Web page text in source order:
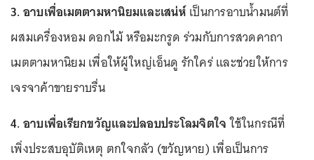
3. อาบเพื่อเมตตามหานิยมและเสน่ห์เป็นการอาบน้ำมนต์ที่
ผสมเครื่องหอม ดอกไม้ หรือมะกรูด ร่วมกับการสวดคาถา
เมตตามหานิยม เพื่อให้ผู้ใหญ่เอ็นดู รักใคร่ และช่วยให้การ
เจรจาค้าขายราบรื่น
4. อาบเพื่อเรียกขวัญและปลอบประโลมจิตใจใช้ในกรณีที่
เพิ่งประสบอุบัติเหตุ ตกใจกลัว (ขวัญหาย) เพื่อเป็นการ